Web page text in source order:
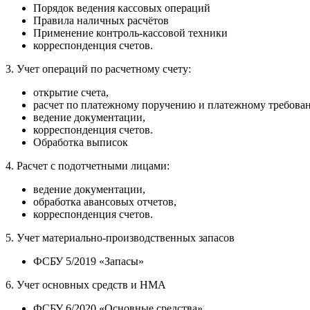
Порядок ведения кассовых операций
Правила наличных расчётов
Применение контроль-кассовой техники
корреспонденция счетов.
3. Учет операций по расчетному счету:
открытие счета,
расчет по платежному поручению и платежному
ведение документации,
корреспонденция счетов.
Обработка выписок
4. Расчет с подотчетными лицами:
ведение документации,
обработка авансовых отчетов,
корреспонденция счетов.
5. Учет материально-производственных запасов
ФСБУ 5/2019 «Запасы»
6. Учет основных средств и НМА